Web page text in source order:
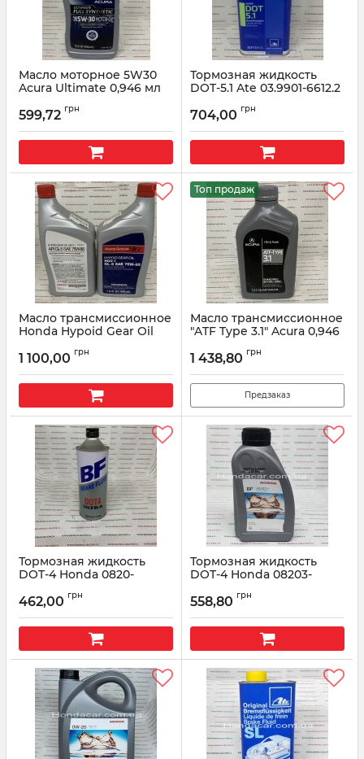
Масло моторное 5W30
Acura Ultimate 0,946 мл
Артикул: 087989143
599,72 грн
Тормозная жидкость
DOT-5.1 Ate 03.9901-6612.2
Артикул: 03990166122
704,00 грн
Масло трансмиссионное
Honda Hypoid Gear Oil
Артикул: 082009014
1 100,00 грн
Топ продаж
Масло трансмиссионное
"ATF Type 3.1" Acura 0,946
Артикул: 082009017A
1 438,80 грн
Предзаказ
Тормозная жидкость
DOT-4 Honda 0820-
Артикул: 0820-399938
462,00 грн
Тормозная жидкость
DOT-4 Honda 08203-
Артикул: 0820399938HE
558,80 грн